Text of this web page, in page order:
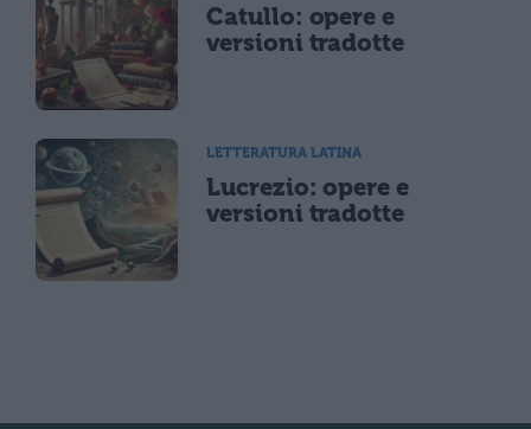
Catullo: opere e
versioni tradotte
LETTERATURA LATINA
Lucrezio: opere e
versioni tradotte